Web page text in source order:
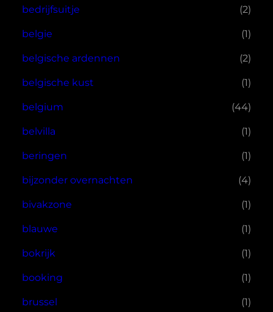
bedrijfsuitje (2)
belgie (1)
belgische ardennen (2)
belgische kust (1)
belgium (44)
belvilla (1)
beringen (1)
bijzonder overnachten (4)
bivakzone (1)
blauwe (1)
bokrijk (1)
booking (1)
brussel (1)